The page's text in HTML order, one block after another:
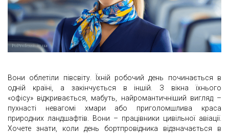
Вони облетіли півсвіту. Їхній робочий день починається в
одній країні, а закінчується в іншій. З вікна їхнього
«офісу» відкривається, мабуть, найромантичніший вигляд –
пухнасті невагомі хмари або приголомшлива краса
природних ландшафтів. Вони – працівники цивільної авіації.
Хочете знати, коли день бортпровідника відзначається в